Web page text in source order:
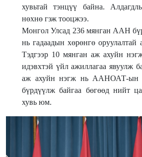
хувьтай тэнцүү байна.
нөхнө гэж тооцжээ.
Монгол Улсад 236 мянган ААН
нь гадаадын хөрөнгө
Тэдгээр 10 мянган аж ахуйн
идэвхтэй үйл ажиллагаа явуулж
аж ахуйн нэгж нь ААНОАТ-ын
бүрдүүлж байгаа бөгөөд нийт
хувь юм.